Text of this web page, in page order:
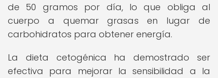
de 50 gramos por día, lo que obliga al
cuerpo a quemar grasas en lugar de
carbohidratos para obtener energía.
La dieta cetogénica ha demostrado ser
efectiva para mejorar la sensibilidad a la